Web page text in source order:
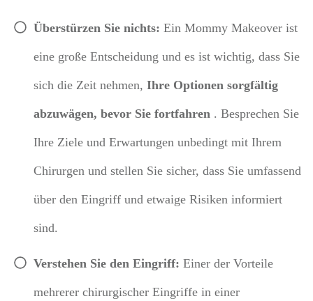
Überstürzen Sie nichts: Ein Mommy Makeover ist
eine große Entscheidung und es ist wichtig, dass Sie
sich die Zeit nehmen, Ihre Optionen sorgfältig
abzuwägen, bevor Sie fortfahren . Besprechen Sie
Ihre Ziele und Erwartungen unbedingt mit Ihrem
Chirurgen und stellen Sie sicher, dass Sie umfassend
über den Eingriff und etwaige Risiken informiert
sind.
Verstehen Sie den Eingriff: Einer der Vorteile
mehrerer chirurgischer Eingriffe in einer